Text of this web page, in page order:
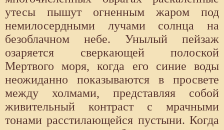
утесы пышут огненным жаром под
немилосердными лучами солнца на
безоблачном небе. Унылый пейзаж
озаряется сверкающей полоской
Мертвого моря, когда его синие воды
неожиданно показываются в просвете
между холмами, представляя собой
живительный контраст с мрачными
тонами расстилающейся пустыни. Когда